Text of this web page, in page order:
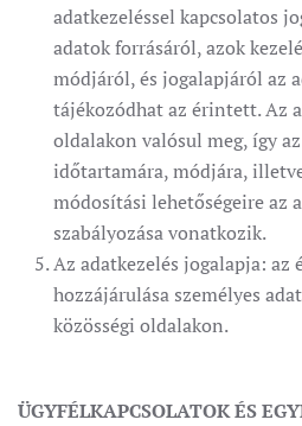
adatkezeléssel kapcsolatos
adatok forrásáról, azok
módjáról, és jogalapjáról az
tájékozódhat az érintett. Az
oldalakon valósul meg, így
időtartamára, módjára,
módosítási lehetőségeire az
szabályozása vonatkozik.
Az adatkezelés jogalapja:
hozzájárulása személyes
közösségi oldalakon.
ÜGYFÉLKAPCSOLATOK ÉS